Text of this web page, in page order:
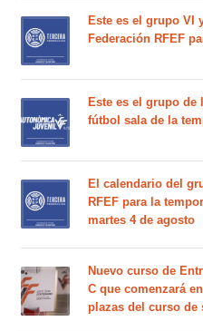
Este es el grupo VI
Federación RFEF
Este es el grupo de
fútbol sala de la
El calendario del
RFEF para la
martes 4 de agosto
Nuevo curso de
C que comenzará
plazas del curso de